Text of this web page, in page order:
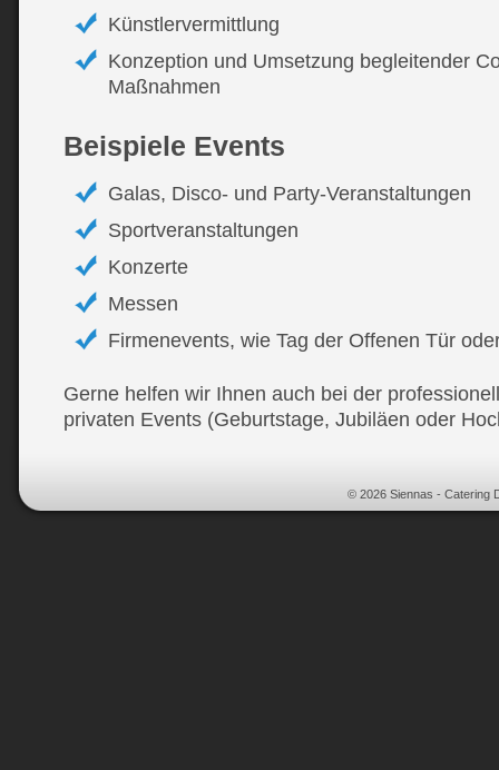
Künstlervermittlung
Konzeption und Umsetzung begleitender
Maßnahmen
Beispiele Events
Galas, Disco- und Party-Veranstaltungen
Sportveranstaltungen
Konzerte
Messen
Firmenevents, wie Tag der Offenen Tür
Gerne helfen wir Ihnen auch bei der
privaten Events (Geburtstage, Jubiläen oder
© 2026 Siennas - Catering